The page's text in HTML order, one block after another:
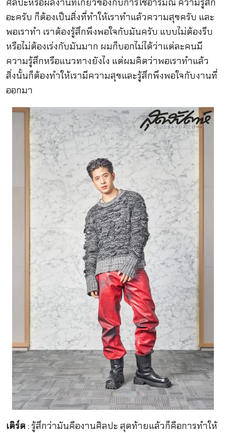
อะครับ ก็ต้องเป็นสิ่งที่ทำให้เราทำแล้วความสุขครับ และ
พอเราทำ เราต้องรู้สึกพึงพอใจกับมันครับ แบบไม่ต้องรีบ
หรือไม่ต้องเร่งกับมันมาก ผมก็บอกไม่ได้ว่าแต่ละคนมี
ความรู้สึกหรือแนวทางยังไง แต่ผมคิดว่าพอเราทำแล้ว
สิ่งนั้นก็ต้องทำให้เรามีความสุขและรู้สึกพึงพอใจกับงานที่
ออกมา
เติร์ด : รู้สึกว่ามันคืองานศิลปะ สุดท้ายแล้วก็คือการทำให้